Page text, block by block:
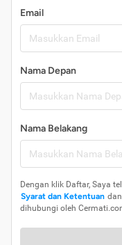
Email
Nama Depan
Nama Belakang
Dengan klik Daftar, Saya
Syarat dan Ketentuan dan
dihubungi oleh